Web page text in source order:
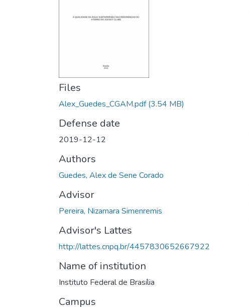
Files
Alex_Guedes_CGAM.pdf(3.54 MB)
Defense date
2019-12-12
Authors
Guedes, Alex de Sene Corado
Advisor
Pereira, Nizamara Simenremis
Advisor's Lattes
http://lattes.cnpq.br/4457830652667922
Name of institution
Instituto Federal de Brasília
Campus